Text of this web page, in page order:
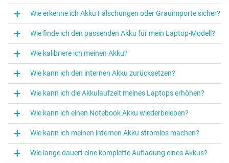
Wie erkenne ich Akku Fälschungen oder Grauimporte sicher?
Wie finde ich den passenden Akku für mein Laptop-Modell?
Wie kalibriere ich meinen Akku?
Wie kann ich den internen Akku zurücksetzen?
Wie kann ich die Akkulaufzeit meines Laptops erhöhen?
Wie kann ich einen Notebook Akku wiederbeleben?
Wie kann ich meinen internen Akku stromlos machen?
Wie lange dauert eine komplette Aufladung eines Akkus?